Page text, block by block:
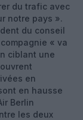
du trafic avec
notre pays ».
du conseil
« va
ciblant une
en
en hausse
Berlin
les deux